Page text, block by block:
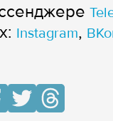
Instagram,